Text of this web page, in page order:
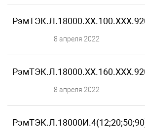
8 апреля 2022
8 апреля 2022